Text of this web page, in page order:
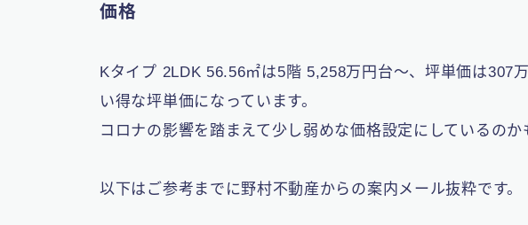
価格
Kタイプ 2LDK 56.56㎡は5階 5,258万円台〜、坪単価は307
い得な坪単価になっています。
コロナの影響を踏まえて少し弱めな価格設定にしているのか
以下はご参考までに野村不動産からの案内メール抜粋です。